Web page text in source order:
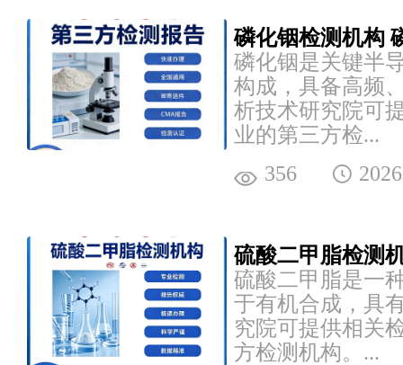
磷化铟检测机构
磷化铟是关键半
构成，具备高频
析技术研究院可
业的第三方检...
356
硫酸二甲脂检测
硫酸二甲脂是一
于有机合成，具
究院可提供相关
方检测机构。...